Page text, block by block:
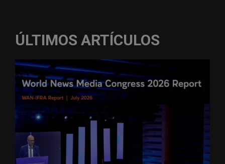
ÚLTIMOS ARTÍCULOS